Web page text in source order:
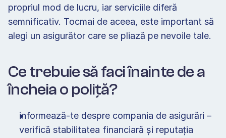
propriul mod de lucru, iar serviciile diferă
semnificativ. Tocmai de aceea, este important să
alegi un asigurător care se pliază pe nevoile tale.
Ce trebuie să faci înainte de a
încheia o poliță?
informează-te despre compania de asigurări –
verifică stabilitatea financiară și reputația